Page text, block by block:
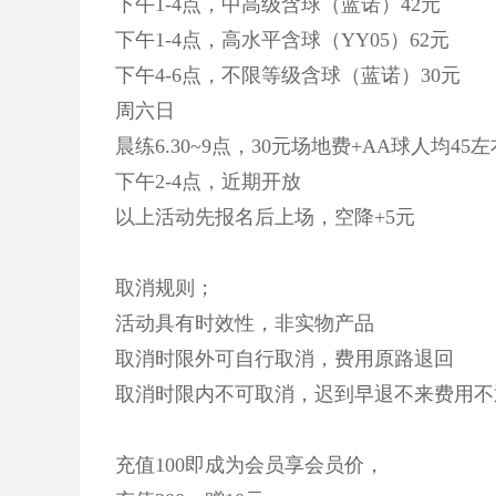
下午1-4点，中高级含球（蓝诺）42元
下午1-4点，高水平含球（YY05）62元
下午4-6点，不限等级含球（蓝诺）30元
周六日
晨练6.30~9点，30元场地费+AA球人均45左
下午2-4点，近期开放
以上活动先报名后上场，空降+5元
取消规则；
活动具有时效性，非实物产品
取消时限外可自行取消，费用原路退回
取消时限内不可取消，迟到早退不来费用
充值100即成为会员享会员价，